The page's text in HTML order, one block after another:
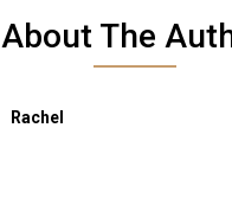
About The
Rachel